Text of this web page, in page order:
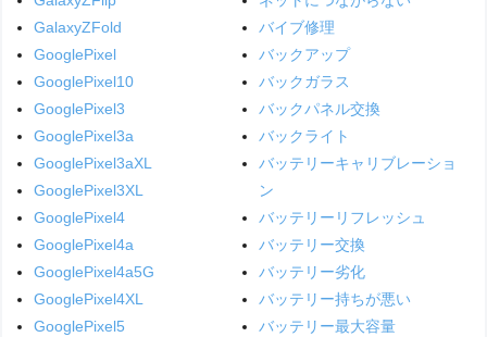
GalaxyZFold
GooglePixel
GooglePixel10
GooglePixel3
GooglePixel3a
GooglePixel3aXL
GooglePixel3XL
GooglePixel4
GooglePixel4a
GooglePixel4a5G
GooglePixel4XL
GooglePixel5
バイブ修理
バックアップ
バックガラス
バックパネル交換
バックライト
バッテリーキャリブレーショ
ン
バッテリーリフレッシュ
バッテリー交換
バッテリー劣化
バッテリー持ちが悪い
バッテリー最大容量